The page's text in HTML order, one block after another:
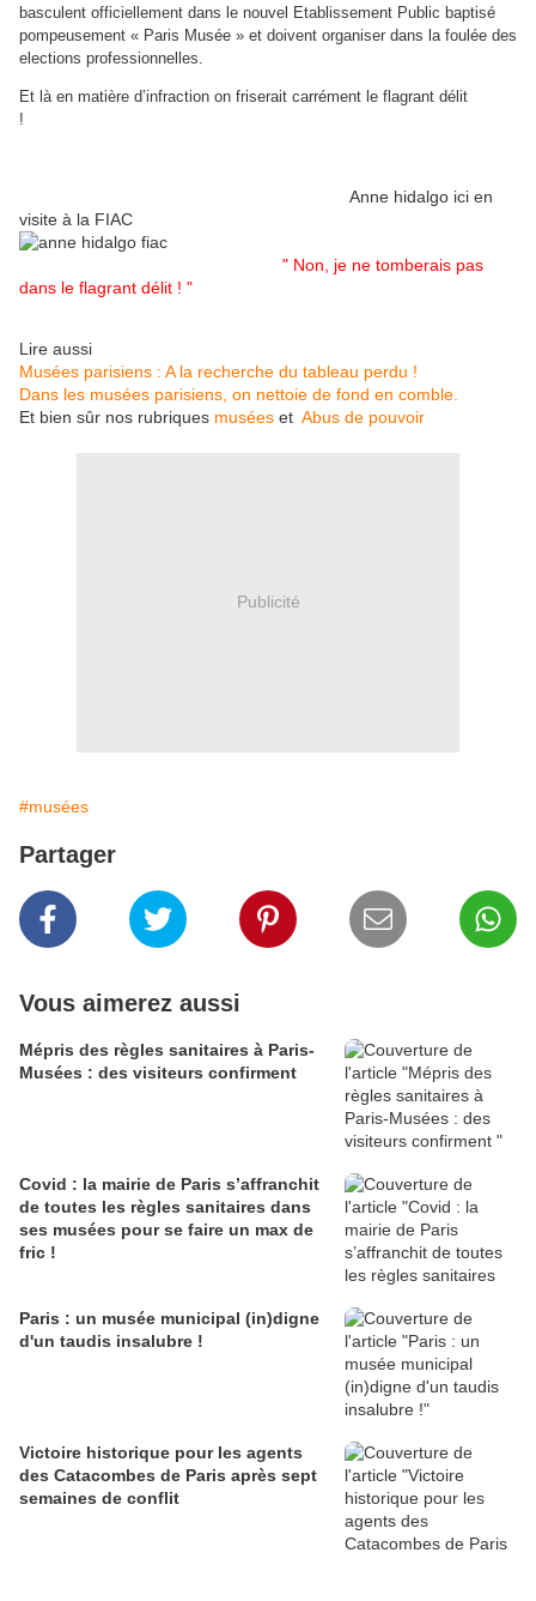
basculent officiellement dans le nouvel Etablissement Public baptisé
pompeusement « Paris Musée » et doivent organiser dans la foulée des
elections professionnelles.
Et là en matière d’infraction on friserait carrément le flagrant délit
!
Anne hidalgo ici en
visite à la FIAC
" Non, je ne tomberais pas
dans le flagrant délit ! "
Lire aussi
Musées parisiens : A la recherche du tableau perdu !
Dans les musées parisiens, on nettoie de fond en comble.
Et bien sûr nos rubriques musées et Abus de pouvoir
Publicité
#musées
Partager
Vous aimerez aussi
Mépris des règles sanitaires à Paris-
Musées : des visiteurs confirment
Covid : la mairie de Paris s’affranchit
de toutes les règles sanitaires dans
ses musées pour se faire un max de
fric !
Paris : un musée municipal (in)digne
d'un taudis insalubre !
Victoire historique pour les agents
des Catacombes de Paris après sept
semaines de conflit